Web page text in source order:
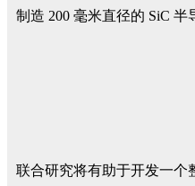
制造 200 毫米直径的 SiC 半
联合研究将有助于开发一个